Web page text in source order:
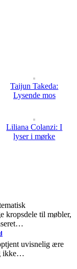
Taijun Takeda:
Lysende mos
Liliana Colanzi: I
lyser i mørke
kropsdele til møbler,
uvisnelig ære
ikke…